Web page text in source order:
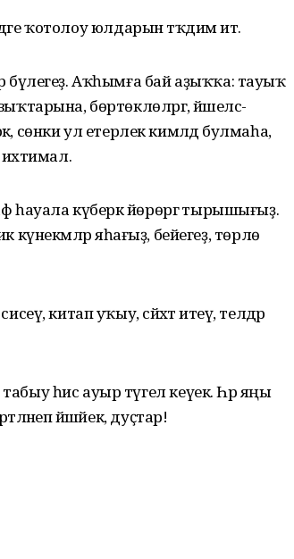
ҡотолоу юлдарын тәҡдим итә.
бүлегеҙ. Аҡһымға бай аҙыҡҡа: тауыҡ
бөртөклөләргә, йәшелсә-
сөнки ул етерлек кимәлдә булмаһа,
ихтимал.
һауала күберәк йөрөргә тырышығыҙ.
күнекмәләр яһағыҙ, бейегеҙ, төрлө
китап уҡыу, сәйәхәт итеү, телдәр
һис ауыр түгел кеүек. Һәр яңы
йәшәйек, дуҫтар!